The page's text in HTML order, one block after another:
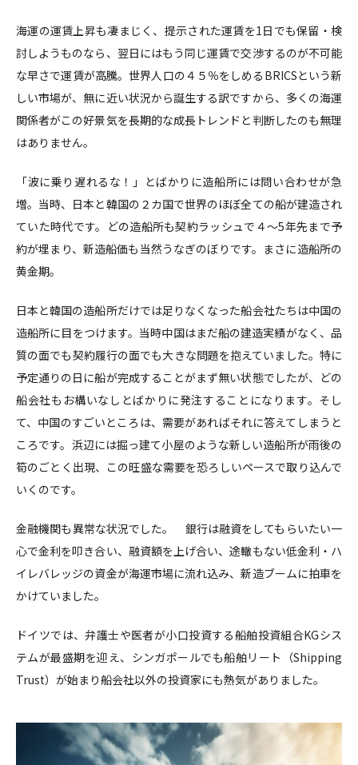
海運の運賃上昇も凄まじく、提示された運賃を1日でも保留・検
討しようものなら、翌日にはもう同じ運賃で交渉するのが不可能
な早さで運賃が高騰。世界人口の４５％をしめるBRICSという新
しい市場が、無に近い状況から誕生する訳ですから、多くの海運
関係者がこの好景気を長期的な成長トレンドと判断したのも無理
はありません。
「波に乗り遅れるな！」とばかりに造船所には問い合わせが急
増。当時、日本と韓国の２カ国で世界のほぼ全ての船が建造され
ていた時代です。どの造船所も契約ラッシュで４〜5年先まで予
約が埋まり、新造船価も当然うなぎのぼりです。まさに造船所の
黄金期。
日本と韓国の造船所だけでは足りなくなった船会社たちは中国の
造船所に目をつけます。当時中国はまだ船の建造実績がなく、品
質の面でも契約履行の面でも大きな問題を抱えていました。特に
予定通りの日に船が完成することがまず無い状態でしたが、どの
船会社もお構いなしとばかりに発注することになります。そし
て、中国のすごいところは、需要があればそれに答えてしまうと
ころです。浜辺には掘っ建て小屋のような新しい造船所が雨後の
筍のごとく出現、この旺盛な需要を恐ろしいペースで取り込んで
いくのです。
金融機関も異常な状況でした。 銀行は融資をしてもらいたい一
心で金利を叩き合い、融資額を上げ合い、途轍もない低金利・ハ
イレバレッジの資金が海運市場に流れ込み、新造ブームに拍車を
かけていました。
ドイツでは、弁護士や医者が小口投資する船舶投資組合KGシス
テムが最盛期を迎え、シンガポールでも船舶リート（Shipping
Trust）が始まり船会社以外の投資家にも熱気がありました。